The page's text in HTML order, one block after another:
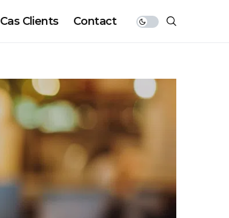
Cas Clients Contact